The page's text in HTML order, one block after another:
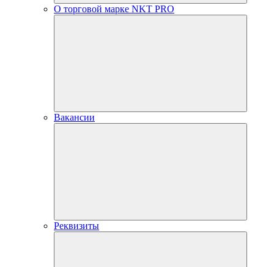
О торговой марке NKT PRO
Вакансии
Реквизиты